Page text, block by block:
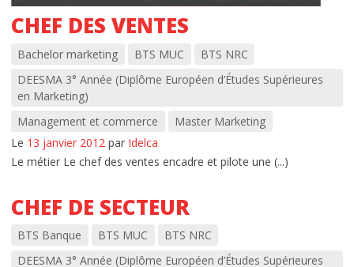
CHEF DES VENTES
Bachelor marketing BTS MUC
BTS NRC
DEESMA 3° Année (Diplôme Européen d’Études Supérieures
en Marketing)
Management et commerce
Master Marketing
Le 13 janvier 2012 par Idelca
Le métier Le chef des ventes encadre et pilote une (...)
CHEF DE SECTEUR
BTS Banque BTS MUC
BTS NRC
DEESMA 3° Année (Diplôme Européen d’Études Supérieures